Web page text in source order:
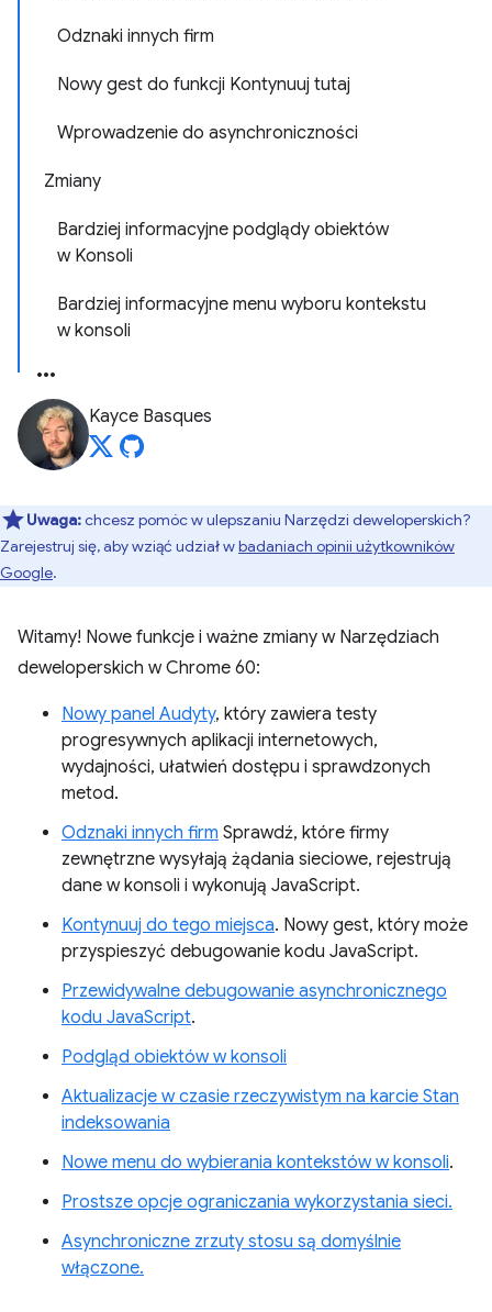
Odznaki innych firm
Nowy gest do funkcji Kontynuuj tutaj
Wprowadzenie do asynchroniczności
Zmiany
Bardziej informacyjne podglądy obiektów
w Konsoli
Bardziej informacyjne menu wyboru kontekstu
w konsoli
Kayce Basques
Uwaga:chcesz pomóc w ulepszaniu Narzędzi deweloperskich?
Zarejestruj się, aby wziąć udział wbadaniach opinii użytkowników
Google.
Witamy! Nowe funkcje i ważne zmiany w Narzędziach
deweloperskich w Chrome 60:
Nowy panel Audyty, który zawiera testy
progresywnych aplikacji internetowych,
wydajności, ułatwień dostępu i sprawdzonych
metod.
Odznaki innych firm Sprawdź, które firmy
zewnętrzne wysyłają żądania sieciowe, rejestrują
dane w konsoli i wykonują JavaScript.
Kontynuuj do tego miejsca. Nowy gest, który może
przyspieszyć debugowanie kodu JavaScript.
Przewidywalne debugowanie asynchronicznego
kodu JavaScript.
Podgląd obiektów w konsoli
Aktualizacje w czasie rzeczywistym na karcie Stan
indeksowania
Nowe menu do wybierania kontekstów w konsoli.
Prostsze opcje ograniczania wykorzystania sieci.
Asynchroniczne zrzuty stosu są domyślnie
włączone.